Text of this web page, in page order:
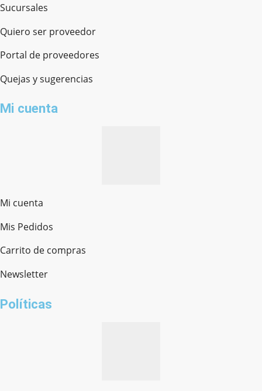
Sucursales
Quiero ser proveedor
Portal de proveedores
Quejas y sugerencias
Mi cuenta
Mi cuenta
Mis Pedidos
Carrito de compras
Newsletter
Políticas